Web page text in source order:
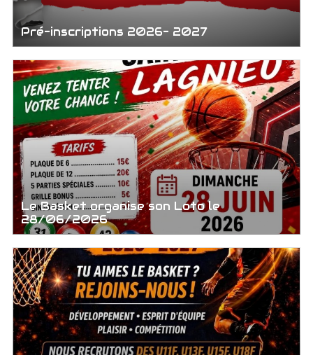
Pré-inscriptions 2026- 2027
Le Basket organise son Loto le
28/06/2026